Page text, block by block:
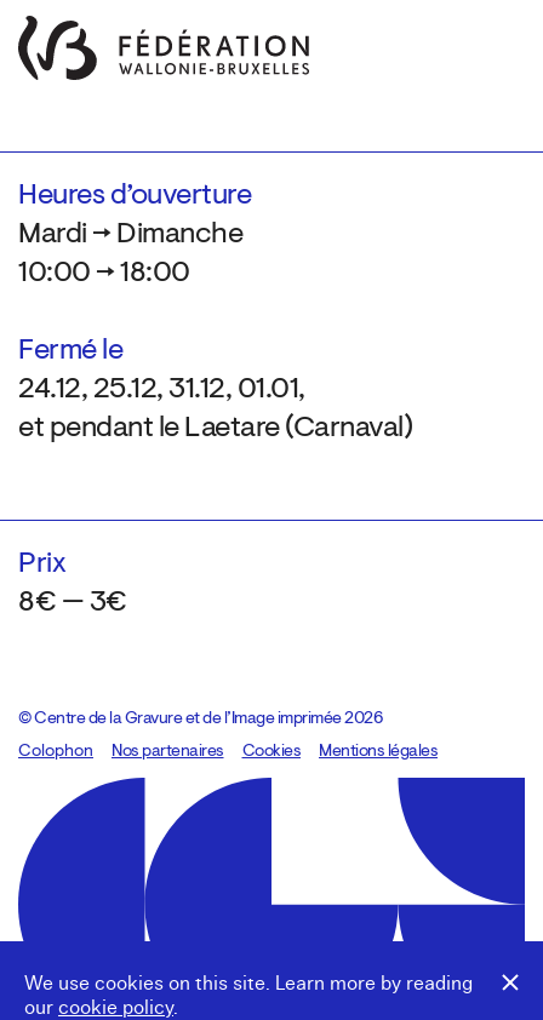
We use cookies on this site. Learn more by reading
our cookie policy.
Heures d’ouverture
Mardi → Dimanche
10:00 → 18:00
Fermé le
24.12, 25.12, 31.12, 01.01,
et pendant le Laetare (Carnaval)
Prix
8€ — 3€
© Centre de la Gravure et de l’Image imprimée 2026
Colophon
Design:Marcel Kaczmarek, code:8080.studio
Nos partenaires Cookies Mentions légales